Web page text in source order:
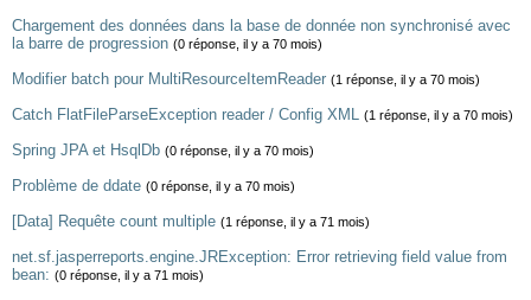
Chargement des données dans la base de donnée non synchronisé avec
la barre de progression (0 réponse, il y a 70 mois)
Modifier batch pour MultiResourceItemReader (1 réponse, il y a 70 mois)
Catch FlatFileParseException reader / Config XML (1 réponse, il y a 70 mois)
Spring JPA et HsqlDb (0 réponse, il y a 70 mois)
Problème de ddate (0 réponse, il y a 70 mois)
[Data] Requête count multiple (1 réponse, il y a 71 mois)
net.sf.jasperreports.engine.JRException: Error retrieving field value from
bean: (0 réponse, il y a 71 mois)